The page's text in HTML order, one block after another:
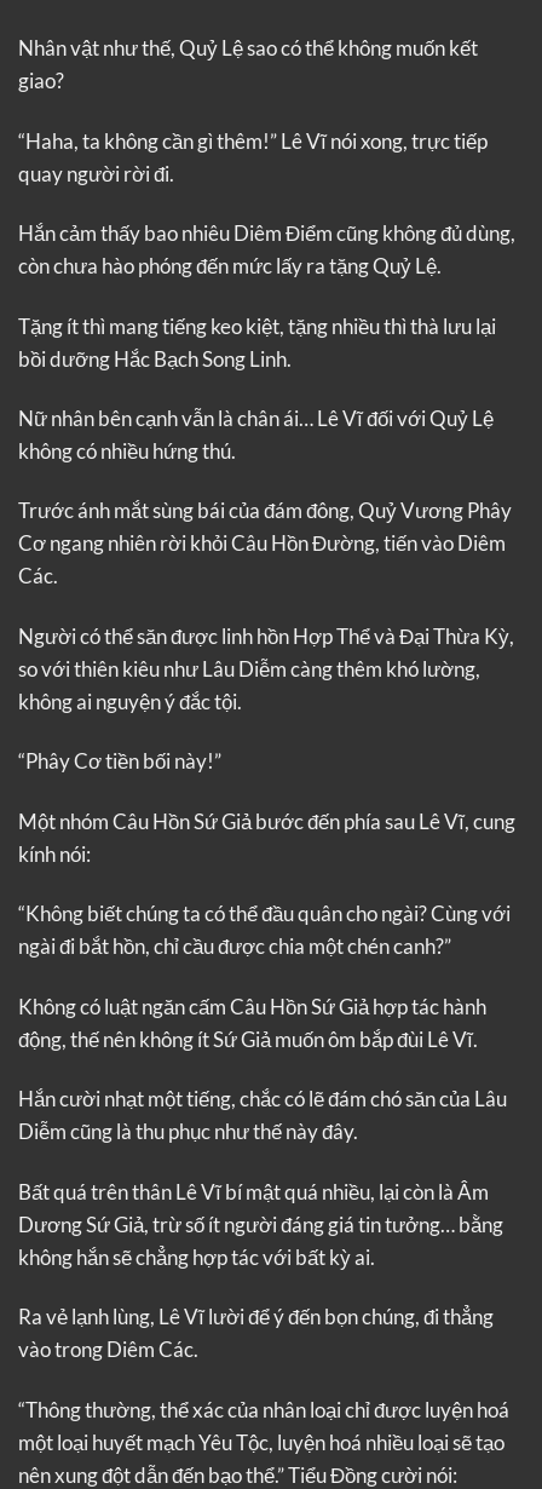
Nhân vật như thế, Quỷ Lệ sao có thể không muốn kết
giao?
“Haha, ta không cần gì thêm!” Lê Vĩ nói xong, trực tiếp
quay người rời đi.
Hắn cảm thấy bao nhiêu Diêm Điểm cũng không đủ dùng,
còn chưa hào phóng đến mức lấy ra tặng Quỷ Lệ.
Tặng ít thì mang tiếng keo kiệt, tặng nhiều thì thà lưu lại
bồi dưỡng Hắc Bạch Song Linh.
Nữ nhân bên cạnh vẫn là chân ái… Lê Vĩ đối với Quỷ Lệ
không có nhiều hứng thú.
Trước ánh mắt sùng bái của đám đông, Quỷ Vương Phây
Cơ ngang nhiên rời khỏi Câu Hồn Đường, tiến vào Diêm
Các.
Người có thể săn được linh hồn Hợp Thể và Đại Thừa Kỳ,
so với thiên kiêu như Lâu Diễm càng thêm khó lường,
không ai nguyện ý đắc tội.
“Phây Cơ tiền bối này!”
Một nhóm Câu Hồn Sứ Giả bước đến phía sau Lê Vĩ, cung
kính nói:
“Không biết chúng ta có thể đầu quân cho ngài? Cùng với
ngài đi bắt hồn, chỉ cầu được chia một chén canh?”
Không có luật ngăn cấm Câu Hồn Sứ Giả hợp tác hành
động, thế nên không ít Sứ Giả muốn ôm bắp đùi Lê Vĩ.
Hắn cười nhạt một tiếng, chắc có lẽ đám chó săn của Lâu
Diễm cũng là thu phục như thế này đây.
Bất quá trên thân Lê Vĩ bí mật quá nhiều, lại còn là Âm
Dương Sứ Giả, trừ số ít người đáng giá tin tưởng… bằng
không hắn sẽ chẳng hợp tác với bất kỳ ai.
Ra vẻ lạnh lùng, Lê Vĩ lười để ý đến bọn chúng, đi thẳng
vào trong Diêm Các.
“Thông thường, thể xác của nhân loại chỉ được luyện hoá
một loại huyết mạch Yêu Tộc, luyện hoá nhiều loại sẽ tạo
nên xung đột dẫn đến bạo thể.” Tiểu Đồng cười nói: